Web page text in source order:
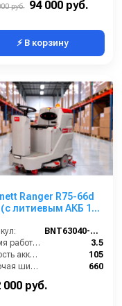
руб. 94 000 руб.
⚡ В корзину
Ranger R75-66d
BNT63040-105
Время работы (ч):
3.5
Ёмкость аккумулятора (Ач):
105
Рабочая ширина (мм):
660
000 руб.